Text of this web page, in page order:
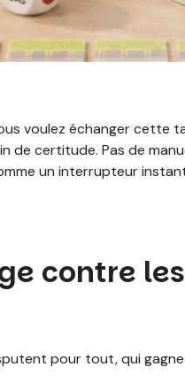
voulez échanger
de certitude. Pas de
un interrupteur
contre
pour tout, qui